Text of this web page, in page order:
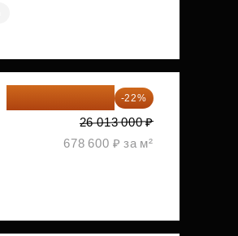
-22%
26 013 000 ₽
678 600 ₽ за м²